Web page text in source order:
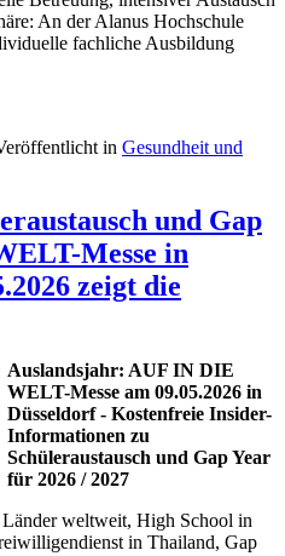
An der Alanus Hochschule
fachliche Ausbildung
in Gesundheit und
und Gap
Messe in
zeigt die
Auslandsjahr: AUF IN DIE
WELT-Messe am 09.05.2026 in
Düsseldorf - Kostenfreie Insider-
Informationen zu
Schüleraustausch und Gap Year
für 2026 / 2027
Länder weltweit, High School in
in Thailand, Gap